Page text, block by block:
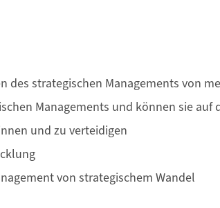
des strategischen Managements von
Managements und können sie
und zu verteidigen
von strategischem Wandel